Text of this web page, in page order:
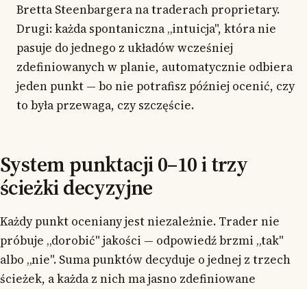
Bretta Steenbargera na traderach proprietary.
Drugi: każda spontaniczna „intuicja", która nie
pasuje do jednego z układów wcześniej
zdefiniowanych w planie, automatycznie odbiera
jeden punkt — bo nie potrafisz później ocenić, czy
to była przewaga, czy szczęście.
System punktacji 0–10 i trzy
ścieżki decyzyjne
Każdy punkt oceniany jest niezależnie. Trader nie
próbuje „dorobić" jakości — odpowiedź brzmi „tak"
albo „nie". Suma punktów decyduje o jednej z trzech
ścieżek, a każda z nich ma jasno zdefiniowane